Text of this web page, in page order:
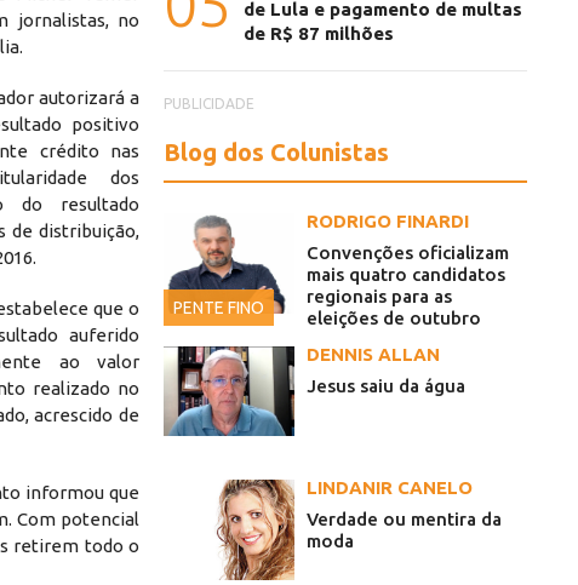
jornalistas, no
autorizará a
positivo
crédito nas
dos
do resultado
de distribuição,
que o
auferido
ao valor
realizado no
acrescido de
informou que
Com potencial
retirem todo o
de Lula e pagamento de multas
de R$ 87 milhões
PUBLICIDADE
Blog dos Colunistas
PENTE FINO
RODRIGO FINARDI
Convenções oficializam
mais quatro candidatos
regionais para as
eleições de outubro
DENNIS ALLAN
Jesus saiu da água
LINDANIR CANELO
Verdade ou mentira da
moda